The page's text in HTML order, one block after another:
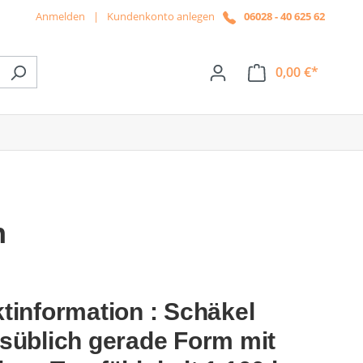
Anmelden | Kundenkonto anlegen 06028 - 40 625 62
0,00 €*
das Dropdown der Kategorie News
: Schäkel
gerade Form mit